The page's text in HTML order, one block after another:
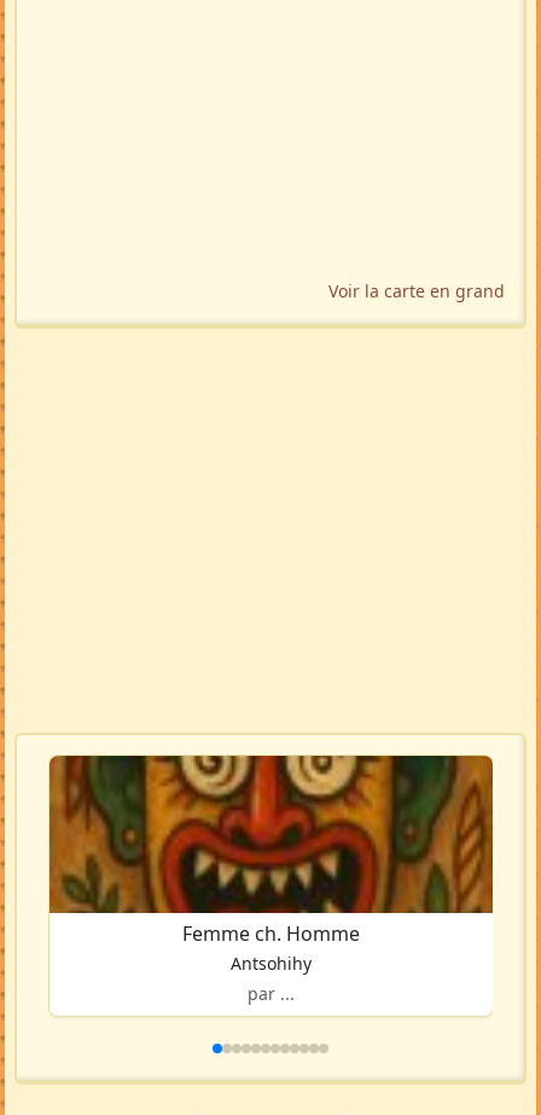
Voir la carte en grand
Femme ch. Homme
Antsohihy
par ...